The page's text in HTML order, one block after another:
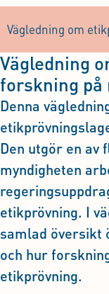
Vägledning om
Vägledning
forskning
Denna
Den utgör en av
myndigheten
etikprövning. I
samlad översikt
och hur
etikprövning.